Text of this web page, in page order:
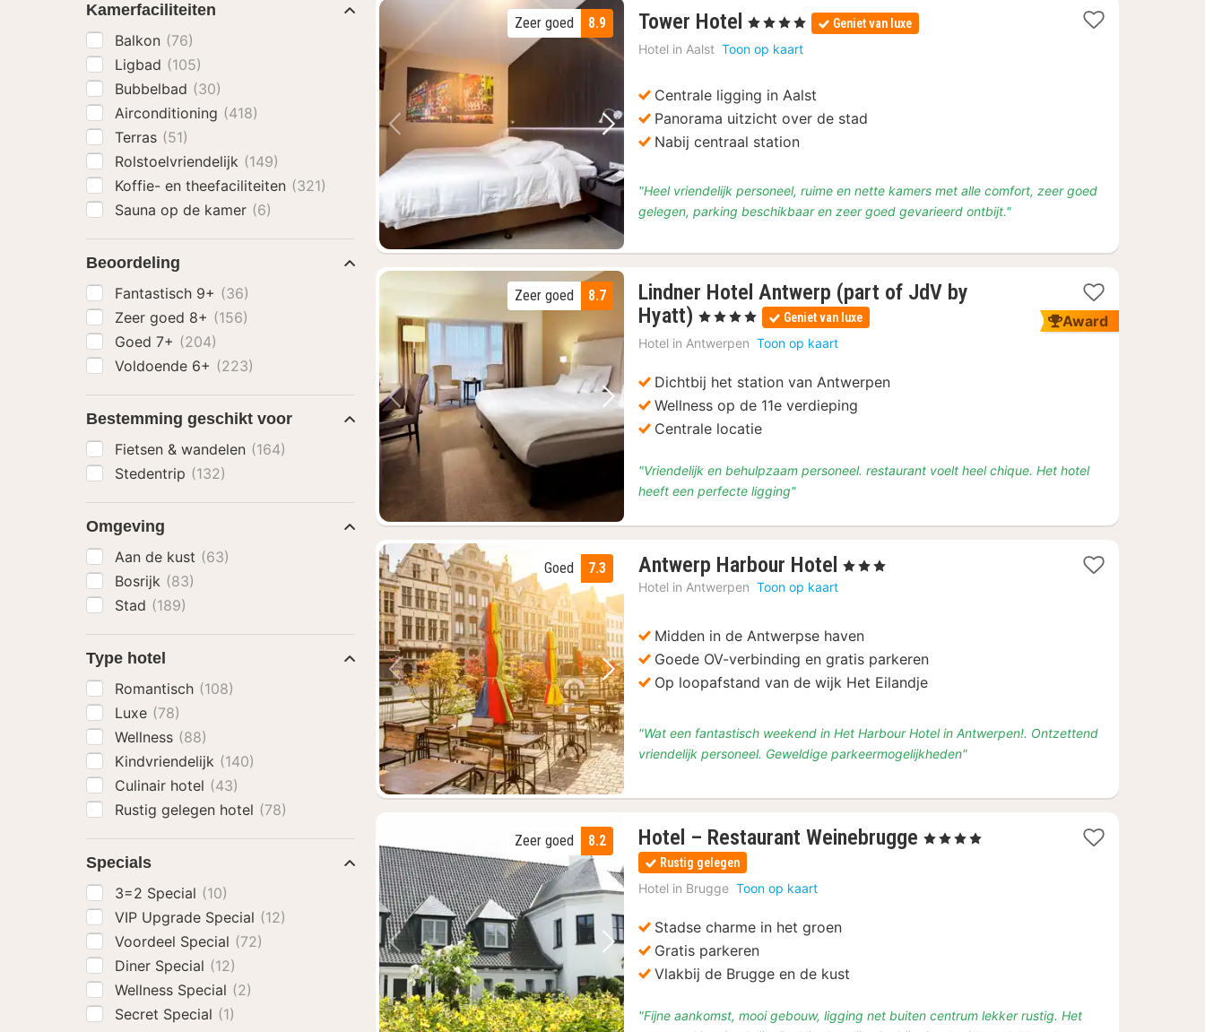
Vorige foto Volgende foto
8.9
Zeer goed Tower Hotel 1
nacht
vanaf
100
, 4 Sterren Geniet van luxe
Hotel in Aalst Toon op kaart
Centrale ligging in Aalst
Panorama uitzicht over de stad
Nabij centraal station
"Heel vriendelijk personeel, ruime en nette kamers met alle comfort, zeer goed
gelegen, parking beschikbaar en zeer goed gevarieerd ontbijt."
Award
Vorige foto Volgende foto
8.7
Zeer goed
Lindner Hotel Antwerp (part of JdV by
Hyatt) 2
nachten
vanaf
€
145
, 4 Sterren Geniet van luxe
Hotel in Antwerpen Toon op kaart
Dichtbij het station van Antwerpen
Wellness op de 11e verdieping
Centrale locatie
"Vriendelijk en behulpzaam personeel. restaurant voelt heel chique. Het hotel
heeft een perfecte ligging"
Vorige foto Volgende foto
7.3
Goed Antwerp Harbour Hotel 1
€
97,50
, 3 Sterren
Hotel in Antwerpen Toon op kaart
Midden in de Antwerpse haven
Goede OV-verbinding en gratis parkeren
Op loopafstand van de wijk Het Eilandje
"Wat een fantastisch weekend in Het Harbour Hotel in Antwerpen!. Ontzettend
vriendelijk personeel. Geweldige parkeermogelijkheden"
Vorige foto Volgende foto
8.2
Zeer goed Hotel – Restaurant Weinebrugge 2
, 4 Sterren
Rustig gelegen
Hotel in Brugge Toon op kaart
Stadse charme in het groen
Gratis parkeren
Vlakbij de Brugge en de kust
"Fijne aankomst, mooi gebouw, ligging net buiten centrum lekker rustig. Het
Kamerfaciliteiten
Balkon (76)
Ligbad (105)
Bubbelbad (30)
Airconditioning (418)
Terras (51)
Rolstoelvriendelijk (149)
Koffie- en theefaciliteiten (321)
Sauna op de kamer (6)
Beoordeling
Fantastisch 9+ (36)
Zeer goed 8+ (156)
Goed 7+ (204)
Voldoende 6+ (223)
Bestemming geschikt voor
Fietsen & wandelen (164)
Stedentrip (132)
Omgeving
Aan de kust (63)
Bosrijk (83)
Stad (189)
Type hotel
Romantisch (108)
Luxe (78)
Wellness (88)
Kindvriendelijk (140)
Culinair hotel (43)
Rustig gelegen hotel (78)
Specials
3=2 Special (10)
VIP Upgrade Special (12)
Voordeel Special (72)
Diner Special (12)
Wellness Special (2)
Secret Special (1)